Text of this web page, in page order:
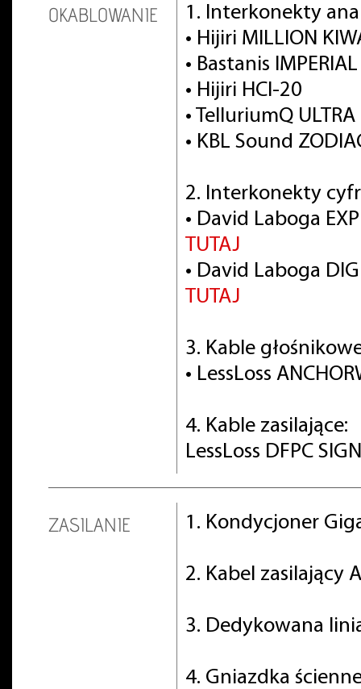
OKABLOWANIE
1. Interkonekty
• Hijiri MILLION
• Bastanis
• Hijiri HCI-20
• TelluriumQ ULTRA
• KBL Sound
2. Interkonekty
• David Laboga
TUTAJ
• David Laboga
TUTAJ
3. Kable
• LessLoss
4. Kable zasilające:
LessLoss DFPC
ZASILANIE 1. Kondycjoner
2. Kabel zasilający
3. Dedykowana
4. Gniazdka